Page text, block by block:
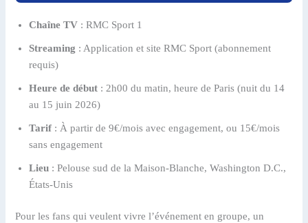
Chaîne TV : RMC Sport 1
Streaming : Application et site RMC Sport (abonnement
requis)
Heure de début : 2h00 du matin, heure de Paris (nuit du 14
au 15 juin 2026)
Tarif : À partir de 9€/mois avec engagement, ou 15€/mois
sans engagement
Lieu : Pelouse sud de la Maison-Blanche, Washington D.C.,
États-Unis
Pour les fans qui veulent vivre l’événement en groupe, un